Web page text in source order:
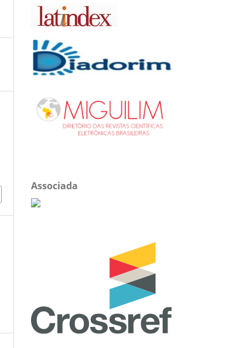
Associada